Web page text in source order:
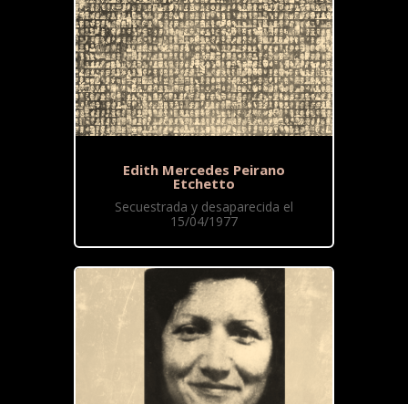
Edith Mercedes Peirano
Etchetto
Secuestrada y desaparecida el
15/04/1977